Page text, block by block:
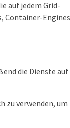
auf jedem Grid-
Container-Engines
die Dienste auf
zu verwenden, um